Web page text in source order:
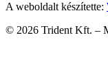
A weboldalt készítette:
© 2026 Trident Kft. –